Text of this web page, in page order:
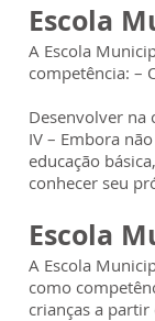
Escola
A Escola
competência: –
Desenvolver na
IV – Embora
educação
conhecer seu
Escola
A Escola
como
crianças a partir